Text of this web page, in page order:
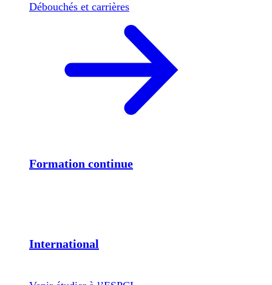
Débouchés et carrières
Formation continue
International